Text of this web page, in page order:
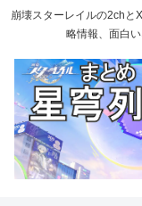
崩壊スターレイルの2chと
略情報、面白